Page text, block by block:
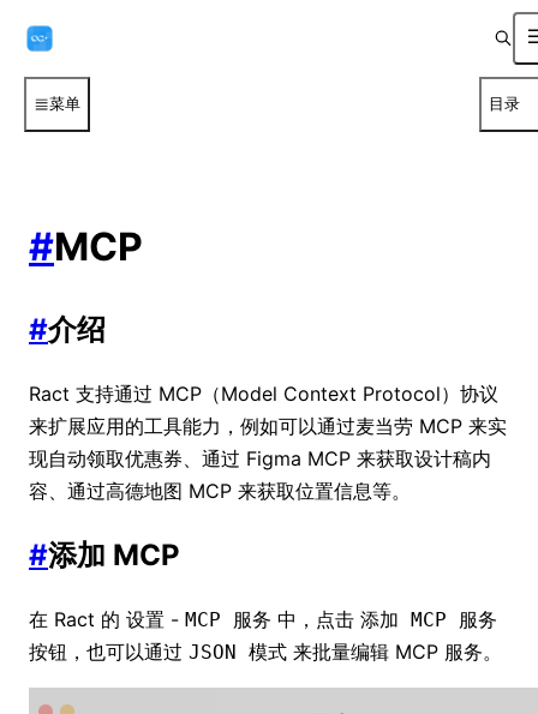
菜单 目录
#MCP
#介绍
Ract 支持通过 MCP（Model Context Protocol）协议
来扩展应用的工具能力，例如可以通过麦当劳 MCP 来实
现自动领取优惠券、通过 Figma MCP 来获取设计稿内
容、通过高德地图 MCP 来获取位置信息等。
#添加 MCP
在 Ract 的 设置 - MCP 服务 中，点击 添加 MCP 服务
按钮，也可以通过 JSON 模式 来批量编辑 MCP 服务。